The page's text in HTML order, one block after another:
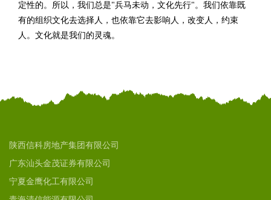
定性的。所以，我们总是"兵马未动，文化先行"。我们依靠既
有的组织文化去选择人，也依靠它去影响人，改变人，约束
人。文化就是我们的灵魂。
陕西信科房地产集团有限公司
广东汕头金茂证券有限公司
宁夏金鹰化工有限公司